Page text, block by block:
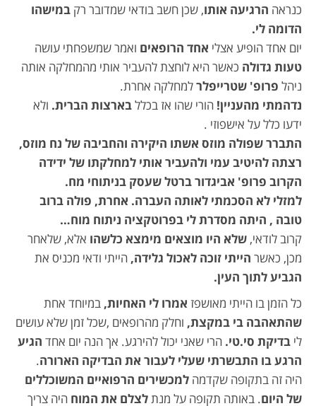
כנראה הרגיעה אותו, שכן חשב בודאי שמדובר רק במישהו
הדומה לי.
יום אחד הופיע אצלי אחד הרופאים ואמר שמשפחתי עושה
טעות גדולה כאשר היא לוחצת להעביר אותי מהמחלקה אותה
ניהל פרופ' שטרייפלרלמחלקה אחרת.
נדהמתי מהעניין! הורי שהו אז בכללבארצות הברית. ולא
ידעו כלל על אישפוזי .
התברר שפולה מוזס אשתו היקירה והחביבה של נח מוזס,
רצתה להיטיב עמי ולהעביר אותי למחלקתו של ידידה
הקרוב פרופ' אביגדור ברטל שעסק בניתוחי מח.
למזלי לא הסכמתי לאותה העברה. אחרת, פולה ברוב
טובה , היתה מסדרת לי בפרוטקציה ניתוח מוח…
קרוב לודאי, שלא היו מוצאים מימצא כלשהו אלא, שלאחר
מכן, כאשר הייתי זוכה לאכול גלידה, הייתי ודאי מכניס את
הגביע לתוך העין.
כל הזמן בו הייתי מאושפז אמרו לי האחיות, במיוחד אחת
שהתאהבה בי במקצת, וחלק מהרופאים ,שכל זמן שלא עושים
לי בדיקת סי.טי. הרי שאני יכול להירגע. אך הנה יום אחד הגיע
הרגע בו התבשרתי שעלי לעבור את הבדיקה הארורה.
היה זה בתקופה שקדמה למכשירים הרפואיים המשוכללים
של היום. באותה תקופה על מנתלצלם את המוח היה צריך